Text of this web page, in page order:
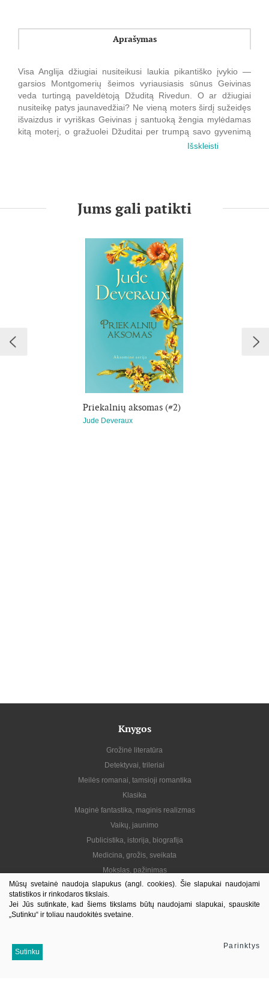
Aprašymas
Visa Anglija džiugiai nusiteikusi laukia pikantiško įvykio —
garsios Montgomerių šeimos vyriausiasis sūnus Geivinas
veda turtingą paveldėtoją Džuditą Rivedun. O ar džiugiai
nusiteikę patys jaunavedžiai? Ne vieną moters širdį sužeidęs
išvaizdus ir vyriškas Geivinas į santuoką žengia mylėdamas
kitą moterį, o gražuolei Džuditai per trumpą savo gyvenimą
apie šeimą neteko net pasvajoti — motina ją ruošė
ir Džudita turės nueiti nelengvą deginančios aistros ir
žlugdančių nusivylimų kelią.
Išskleisti
Jums gali patikti
Priekalnių aksomas (#2)
Jude Deveraux
Knygos
Grožinė literatūra
Detektyvai, trileriai
Meilės romanai, tamsioji romantika
Klasika
Maginė fantastika, maginis realizmas
Vaikų, jaunimo
Publicistika, istorija, biografija
Medicina, grožis, sveikata
Mokslas, pažinimas
Praktinė, gyvenimo būdas
Lietuvių autoriai
El. knygos
Mūsų svetainė naudoja slapukus (angl. cookies). Šie slapukai naudojami
statistikos ir rinkodaros tikslais.
Jei Jūs sutinkate, kad šiems tikslams būtų naudojami slapukai, spauskite
„Sutinku“ ir toliau naudokitės svetaine.
Sutinku
Parinktys